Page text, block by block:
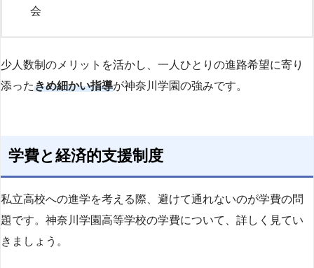
会
少人数制のメリットを活かし、一人ひとりの進路希望に寄り
添ったきめ細かい指導が神奈川学園の強みです。
学費と経済的支援制度
私立高校への進学を考える際、避けて通れないのが学費の問
題です。神奈川学園高等学校の学費について、詳しく見てい
きましょう。